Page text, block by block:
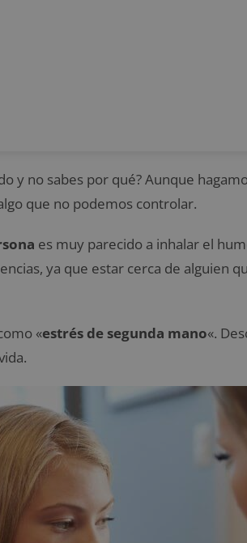
y no sabes por qué? Aunque
que no podemos controlar.
es muy parecido a inhalar el
ya que estar cerca de alguien
«estrés de segunda mano«.